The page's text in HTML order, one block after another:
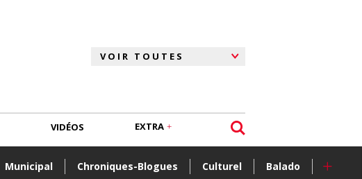
Municipal Chroniques-Blogues Culturel Balado +
VIDÉOS EXTRA